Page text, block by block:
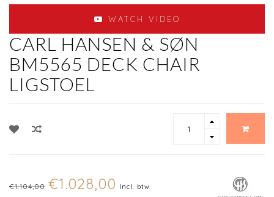
WATCH VIDEO
CARL HANSEN & SØN
BM5565 DECK CHAIR
LIGSTOEL
€1.104,00 €1.028,00 Incl. btw